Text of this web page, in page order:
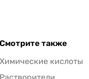
Смотрите также
Химические кислоты
Растворители